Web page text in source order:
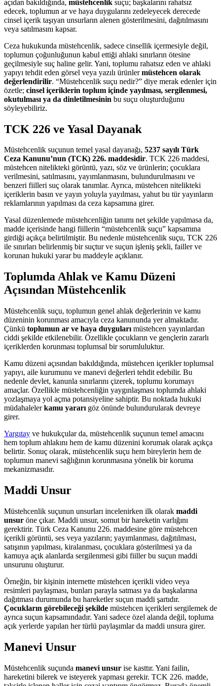
açıdan bakıldığında, müstehcenlik suçu; başkalarını rahatsız
edecek, toplumun ar ve haya duygularını zedeleyecek derecede
cinsel içerik taşıyan unsurların alenen gösterilmesini, dağıtılmasını
veya satılmasını kapsar.
Ceza hukukunda müstehcenlik, sadece cinsellik içermesiyle değil,
toplumun çoğunluğunun kabul ettiği ahlaki sınırların ötesine
geçilmesiyle suç haline gelir. Yani, toplumu rahatsız eden ve ahlaki
yapıyı tehdit eden görsel veya yazılı ürünlermüstehcen olarak
değerlendirilir. “Müstehcenlik suçu nedir?” diye merak edenler için
özetle; cinsel içeriklerin toplum içinde yayılması, sergilenmesi,
okutulması ya da dinletilmesinin bu suçu oluşturduğunu
söyleyebiliriz.
TCK 226 ve Yasal Dayanak
Müstehcenlik suçunun temel yasal dayanağı, 5237 sayılı Türk
Ceza Kanunu’nun (TCK) 226. maddesidir. TCK 226 maddesi,
müstehcen nitelikteki görüntü, yazı, söz ve ürünlerin; çocuklara
verilmesini, satılmasını, yayımlanmasını, bulundurulmasını ve
benzeri fiilleri suç olarak tanımlar. Ayrıca, müstehcen nitelikteki
içeriklerin basın ve yayın yoluyla yayılması, yahut bu tür yayınların
reklamlarının yapılması da ceza kapsamına girer.
Yasal düzenlemede müstehcenliğin tanımı net şekilde yapılmasa da,
madde içerisinde hangi fiillerin “müstehcenlik suçu” kapsamına
girdiği açıkça belirtilmiştir. Bu nedenle müstehcenlik suçu, TCK 226
ile sınırları belirlenmiş bir suçtur ve suçun işleniş şekli, failler ve
korunan hukuki yarar bu maddeyle açıklanır.
Toplumda Ahlak ve Kamu Düzeni
Açısından Müstehcenlik
Müstehcenlik suçu, toplumun genel ahlak değerlerinin ve kamu
düzeninin korunması amacıyla ceza kanununda yer almaktadır.
Çünkü toplumun ar ve haya duyguları müstehcen yayınlardan
ciddi şekilde etkilenebilir. Özellikle çocukların ve gençlerin zararlı
içeriklerden korunması toplumsal bir sorumluluktur.
Kamu düzeni açısından bakıldığında, müstehcen içerikler toplumsal
yapıyı, aile kurumunu ve manevi değerleri tehdit edebilir. Bu
nedenle devlet, kanunla sınırlarını çizerek, toplumu korumayı
amaçlar. Özellikle müstehcenliğin yaygınlaşması toplumda ahlaki
yozlaşmaya yol açma potansiyeline sahiptir. Bu noktada hukuki
müdahalelerkamu yararı göz önünde bulundurularak devreye
girer.
Yargıtay ve hukukçular da, müstehcenlik suçunun temel amacını
hem toplum ahlakını hem de kamu düzenini korumak olarak açıkça
belirtir. Sonuç olarak, müstehcenlik suçu hem bireylerin hem de
toplumun manevi sağlığının korunmasına yönelik bir koruma
mekanizmasıdır.
Maddi Unsur
Müstehcenlik suçunun unsurları incelenirken ilk olarak maddi
unsur öne çıkar. Maddi unsur, somut bir hareketin varlığını
gerektirir. Türk Ceza Kanunu 226. maddesine göre müstehcen
içerikli görüntü, ses veya yazıların; yayımlanması, dağıtılması,
satışının yapılması, kiralanması, çocuklara gösterilmesi ya da
kamuya açık alanlarda sergilenmesi gibi fiiller bu suçun maddi
unsurunu oluşturur.
Örneğin, bir kişinin internette müstehcen içerikli video veya
resimleri paylaşması, bunları parayla satması ya da başkalarına
dağıtması durumunda bu hareketler suçun maddi şartıdır.
Çocukların görebileceği şekilde müstehcen içerikleri sergilemek de
ayrıca suçun kapsamındadır. Yani sadece özel alanda değil, topluma
açık yerlerde yapılan her türlü paylaşımlar da maddi unsura girer.
Manevi Unsur
Müstehcenlik suçunda manevi unsur ise kasttır. Yani failin,
hareketini bilerek ve isteyerek yapması gerekir. TCK 226. madde,